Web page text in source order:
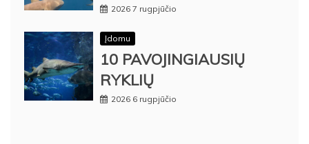
2026 7 rugpjūčio
Įdomu
10 PAVOJINGIAUSIŲ
RYKLIŲ
2026 6 rugpjūčio